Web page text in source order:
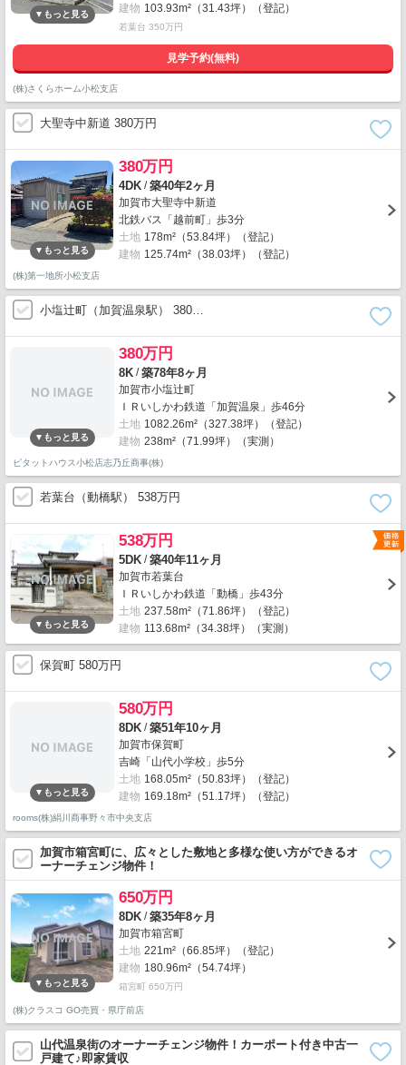
建物 103.93m²（31.43坪）（登記）
若葉台 350万円
見学予約(無料)
(株)さくらホーム小松支店
大聖寺中新道 380万円
380万円
4DK /築40年2ヶ月
加賀市大聖寺中新道
北鉄バス「越前町」歩3分
土地 178m²（53.84坪）（登記）
建物 125.74m²（38.03坪）（登記）
(株)第一地所小松支店
小塩辻町（加賀温泉駅） 380…
380万円
8K /築78年8ヶ月
加賀市小塩辻町
ＩＲいしかわ鉄道「加賀温泉」歩46分
土地 1082.26m²（327.38坪）（登記）
建物 238m²（71.99坪）（実測）
ピタットハウス小松店志乃丘商事(株)
若葉台（動橋駅） 538万円
538万円
5DK /築40年11ヶ月
加賀市若葉台
ＩＲいしかわ鉄道「動橋」歩43分
土地 237.58m²（71.86坪）（登記）
建物 113.68m²（34.38坪）（実測）
保賀町 580万円
580万円
8DK /築51年10ヶ月
加賀市保賀町
吉崎「山代小学校」歩5分
土地 168.05m²（50.83坪）（登記）
建物 169.18m²（51.17坪）（登記）
rooms(株)絹川商事野々市中央支店
加賀市箱宮町に、広々とした敷地と多様な使い方ができるオ
ーナーチェンジ物件！
650万円
8DK /築35年8ヶ月
加賀市箱宮町
土地 221m²（66.85坪）（登記）
建物 180.96m²（54.74坪）
箱宮町 650万円
(株)クラスコ GO売買・県庁前店
山代温泉街のオーナーチェンジ物件！カーポート付き中古一
戸建て♪即家賃収